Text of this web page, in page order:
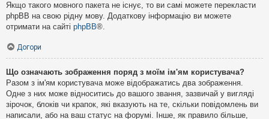
Якщо такого мовного пакета не існує, то ви самі можете перекласти
phpBB на свою рідну мову. Додаткову інформацію ви можете
отримати на сайті phpBB®.
Догори
Що означають зображення поряд з моїм ім'ям користувача?
Разом з ім'ям користувача може відображатись два зображення.
Одне з них може відноситись до вашого звання, зазвичай у вигляді
зірочок, блоків чи крапок, які вказують на те, скільки повідомлень ви
написали, або на ваш статус на форумі. Інше, як правило більше,